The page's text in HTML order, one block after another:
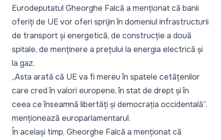
Eurodeputatul Gheorghe Falcă a menționat că banii
oferiți de UE vor oferi sprijin în domeniul infrastructurii
de transport și energetică, de construcție a două
spitale, de menținere a prețului la energia electrică și
la gaz.
„Asta arată că UE va fi mereu în spatele cetățenilor
care cred în valori europene, în stat de drept și în
ceea ce înseamnă libertăți și democrația occidentală”,
menționează europarlamentarul.
În același timp, Gheorghe Falcă a menționat că